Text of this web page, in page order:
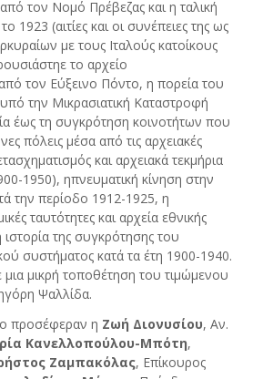
τον Νομό Πρέβεζας και η ταλική
1923 (αιτίες και οι συνέπειες της ως
με τους Ιταλούς κατοίκους
το αρχείο
τον Εύξεινο Πόντο, η πορεία του
την Μικρασιατική Καταστροφή
έως τη συγκρότηση κοινοτήτων που
πόλεις μέσα από τις αρχειακές
και αρχειακά τεκμήρια
1950), ηπνευματική κίνηση στην
την περίοδο 1912-1925, η
ταυτότητες και αρχεία εθνικής
της συγκρότησης του
συστήματος κατά τα έτη 1900-1940.
μικρή τοποθέτηση του τιμώμενου
Ψαλλίδα.
προσέφεραν η Ζωή Διονυσίου, Αν.
Κανελλοπούλου-Μπότη,
Ζαμπακόλας, Επίκουρος